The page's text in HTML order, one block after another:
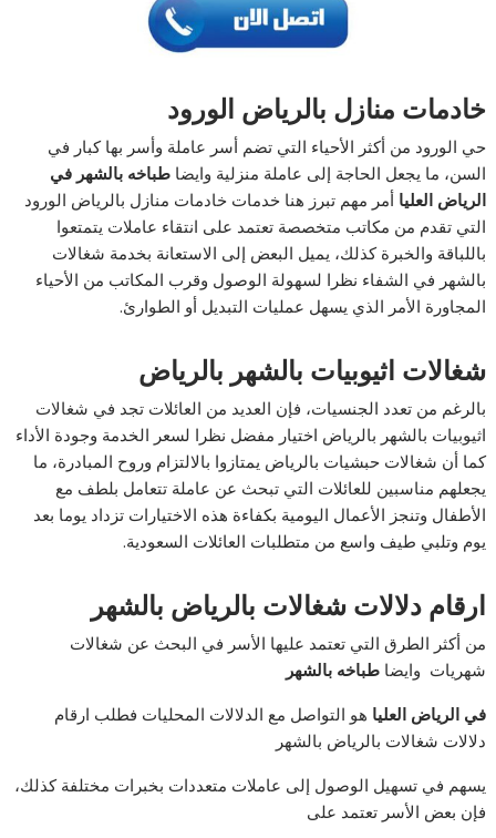
خادمات منازل بالرياض الورود
حي الورود من أكثر الأحياء التي تضم أسر عاملة وأسر بها كبار في
السن، ما يجعل الحاجة إلى عاملة منزلية وايضاطباخه بالشهر في
الرياض العليا أمر مهم تبرز هنا خدمات خادمات منازل بالرياض الورود
التي تقدم من مكاتب متخصصة تعتمد على انتقاء عاملات يتمتعوا
باللباقة والخبرة كذلك، يميل البعض إلى الاستعانة بخدمة شغالات
بالشهر في الشفاء نظرا لسهولة الوصول وقرب المكاتب من الأحياء
المجاورة الأمر الذي يسهل عمليات التبديل أو الطوارئ.
شغالات اثيوبيات بالشهر بالرياض
بالرغم من تعدد الجنسيات، فإن العديد من العائلات تجد في شغالات
اثيوبيات بالشهر بالرياض اختيار مفضل نظرا لسعر الخدمة وجودة الأداء
كما أن شغالات حبشيات بالرياض يمتازوا بالالتزام وروح المبادرة، ما
يجعلهم مناسبين للعائلات التي تبحث عن عاملة تتعامل بلطف مع
الأطفال وتنجز الأعمال اليومية بكفاءة هذه الاختيارات تزداد يوما بعد
يوم وتلبي طيف واسع من متطلبات العائلات السعودية.
ارقام دلالات شغالات بالرياض بالشهر
من أكثر الطرق التي تعتمد عليها الأسر في البحث عن شغالات
شهريات وايضاطباخه بالشهر
في الرياض العليا هو التواصل مع الدلالات المحليات فطلب ارقام
دلالات شغالات بالرياض بالشهر
يسهم في تسهيل الوصول إلى عاملات متعددات بخبرات مختلفة كذلك،
فإن بعض الأسر تعتمد على